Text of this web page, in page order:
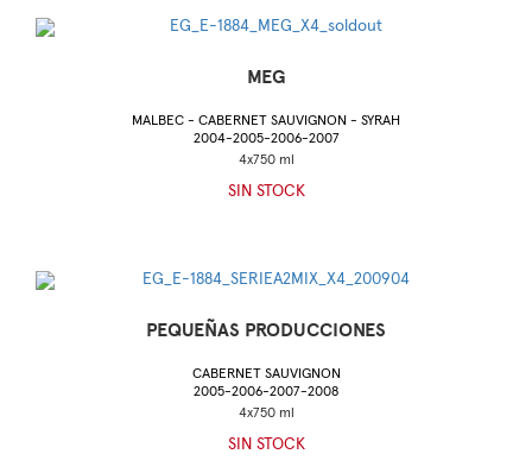
MEG
MALBEC - CABERNET SAUVIGNON - SYRAH
2004-2005-2006-2007
SIN STOCK
PEQUEÑAS PRODUCCIONES
CABERNET SAUVIGNON
2005-2006-2007-2008
SIN STOCK